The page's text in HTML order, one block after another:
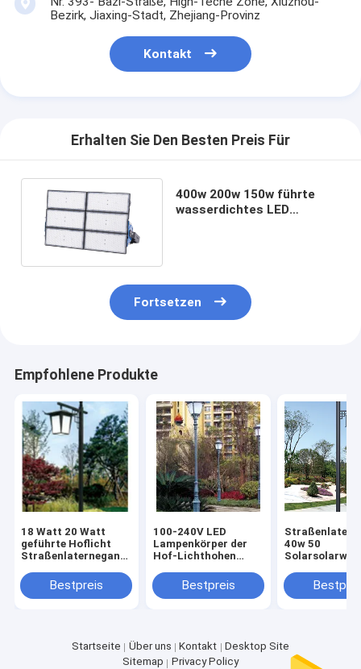
Bezirk, Jiaxing-Stadt, Zhejiang-Provinz
Kontakt
Erhalten Sie Den Besten Preis Für
400w 200w 150w führte
wasserdichtes LED
Fortsetzen
Empfohlene Produkte
18 Watt 20 Watt
geführte Hoflicht
Straßenlaterneganz
Herstellers 5-8M
Bestpreis
100-240V LED
Lampenkörper der
Hof-Lichthohen
durch Stahl- oder
geworfene
Bestpreis
40w 50
führte
helles Hoflicht
Startseite Über uns Kontakt
Desktop Site
Sitemap
Privacy Policy